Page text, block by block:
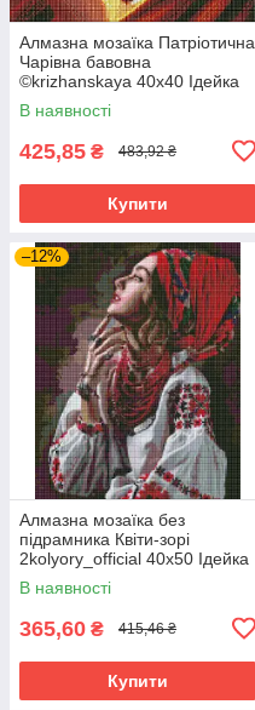
Алмазна мозаїка Патріотична
Чарівна бавовна
©krizhanskaya 40х40 Ідейка
(AMO7471)
В наявності
425,85 ₴ 483,92 ₴
Купити
–12%
Алмазна мозаїка без
підрамника Квіти-зорі
2kolyory_official 40х50 Ідейка
(AMC20135)
В наявності
365,60 ₴ 415,46 ₴
Купити